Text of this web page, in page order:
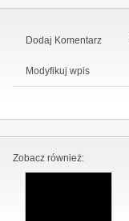
Dodaj Komentarz
Modyfikuj wpis
Zobacz również: